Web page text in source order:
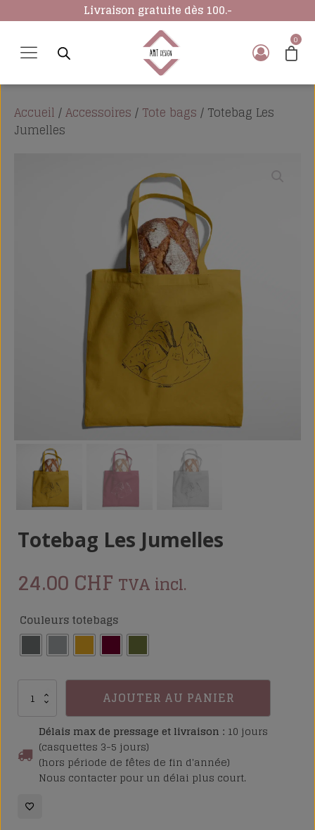
Livraison gratuite dès 100.-
Accueil /Accessoires / Tote bags / Totebag Les
Jumelles
Totebag Les Jumelles
24.00 CHF TVA incl.
Couleurs totebags
quantité
de
Totebag
Les
Jumelles
AJOUTER AU PANIER
Délais max de pressage et livraison : 10 jours
(casquettes 3-5 jours)
(hors période de fêtes de fin d'année)
Nous contacter pour un délai plus court.